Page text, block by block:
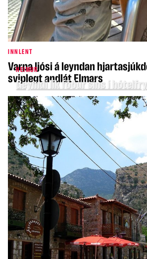
INNLENT
Varpa ljósi á leyndan
sviplegt andlát Elmars
HEIMUR
Geymdi lík föður síns í
INNLENT